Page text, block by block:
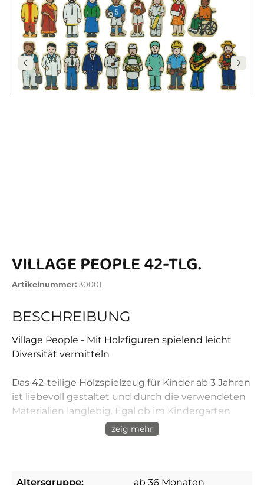
VILLAGE PEOPLE 42-TLG.
Artikelnummer: 30001
BESCHREIBUNG
Village People - Mit Holzfiguren spielend leicht
Diversität vermitteln
Das 42-teilige Holzspielzeug für Kinder ab 3 Jahren
ist liebevoll gestaltet und durch die verwendeten
Materialien langlebig. Egal ob im Kindergarten
oder zu Hause bietet es Kindern unzählige
Möglichkeiten. Verschiedene Kulturen,
zeig mehr
Altersgruppe:
ab 36 Monaten